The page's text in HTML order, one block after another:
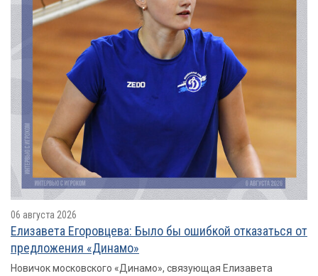
06 августа 2026
Елизавета Егоровцева: Было бы ошибкой отказаться от
предложения «Динамо»
Новичок московского «Динамо», связующая Елизавета